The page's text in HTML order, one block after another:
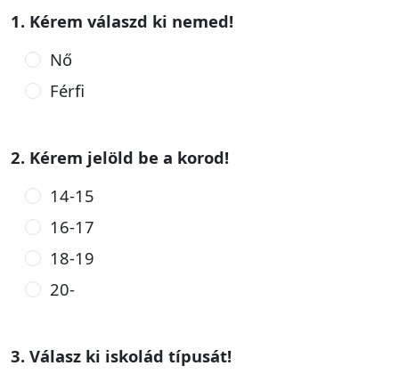
1. Kérem válaszd ki nemed!
Nő
Férfi
2. Kérem jelöld be a korod!
14-15
16-17
18-19
20-
3. Válasz ki iskolád típusát!